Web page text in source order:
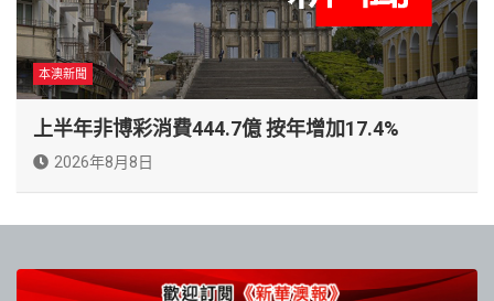
本澳新聞
上半年非博彩消費444.7億 按年增加17.4%
2026年8月8日